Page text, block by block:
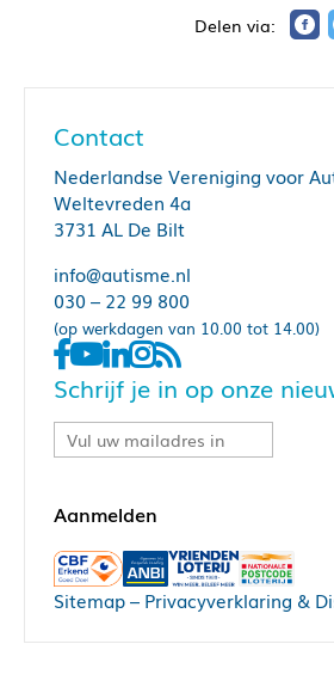
Contact
Nederlandse Vereniging voor
Weltevreden 4a
3731 AL De Bilt
info@autisme.nl
030 – 22 99 800
(op werkdagen van 10.00 tot 14.00)
Schrijf je in op onze
Sitemap– Privacyverklaring &